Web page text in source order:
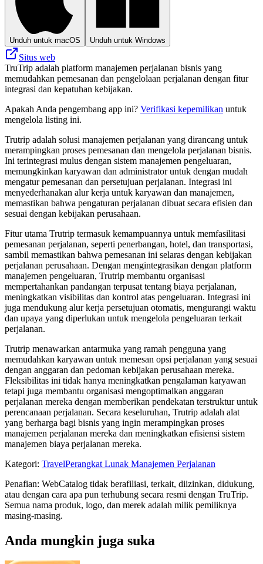
Unduh untuk macOS Unduh untuk Windows
Situs web
TruTrip adalah platform manajemen perjalanan bisnis yang
memudahkan pemesanan dan pengelolaan perjalanan dengan fitur
integrasi dan kepatuhan kebijakan.
Apakah Anda pengembang app ini? Verifikasi kepemilikan untuk
mengelola listing ini.
Trutrip adalah solusi manajemen perjalanan yang dirancang untuk
merampingkan proses pemesanan dan mengelola perjalanan bisnis.
Ini terintegrasi mulus dengan sistem manajemen pengeluaran,
memungkinkan karyawan dan administrator untuk dengan mudah
mengatur pemesanan dan persetujuan perjalanan. Integrasi ini
menyederhanakan alur kerja untuk karyawan dan manajemen,
memastikan bahwa pengaturan perjalanan dibuat secara efisien dan
sesuai dengan kebijakan perusahaan.
Fitur utama Trutrip termasuk kemampuannya untuk memfasilitasi
pemesanan perjalanan, seperti penerbangan, hotel, dan transportasi,
sambil memastikan bahwa pemesanan ini selaras dengan kebijakan
perjalanan perusahaan. Dengan mengintegrasikan dengan platform
manajemen pengeluaran, Trutrip membantu organisasi
mempertahankan pandangan terpusat tentang biaya perjalanan,
meningkatkan visibilitas dan kontrol atas pengeluaran. Integrasi ini
juga mendukung alur kerja persetujuan otomatis, mengurangi waktu
dan upaya yang diperlukan untuk mengelola pengeluaran terkait
perjalanan.
Trutrip menawarkan antarmuka yang ramah pengguna yang
memudahkan karyawan untuk memesan opsi perjalanan yang sesuai
dengan anggaran dan pedoman kebijakan perusahaan mereka.
Fleksibilitas ini tidak hanya meningkatkan pengalaman karyawan
tetapi juga membantu organisasi mengoptimalkan anggaran
perjalanan mereka dengan memberikan pendekatan terstruktur untuk
perencanaan perjalanan. Secara keseluruhan, Trutrip adalah alat
yang berharga bagi bisnis yang ingin merampingkan proses
manajemen perjalanan mereka dan meningkatkan efisiensi sistem
manajemen biaya perjalanan mereka.
Kategori: TravelPerangkat Lunak Manajemen Perjalanan
Penafian: WebCatalog tidak berafiliasi, terkait, diizinkan, didukung,
atau dengan cara apa pun terhubung secara resmi dengan TruTrip.
Semua nama produk, logo, dan merek adalah milik pemiliknya
masing-masing.
Anda mungkin juga suka